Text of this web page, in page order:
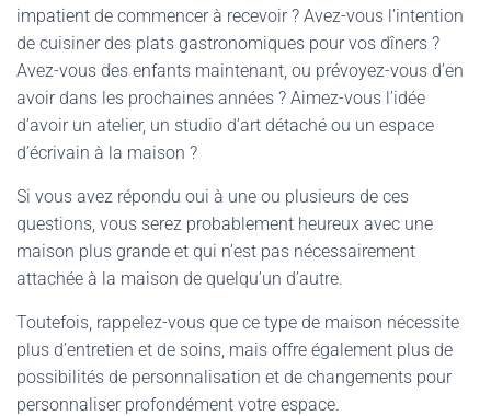
impatient de commencer à recevoir ? Avez-vous l’intention
de cuisiner des plats gastronomiques pour vos dîners ?
Avez-vous des enfants maintenant, ou prévoyez-vous d’en
avoir dans les prochaines années ? Aimez-vous l’idée
d’avoir un atelier, un studio d’art détaché ou un espace
d’écrivain à la maison ?
Si vous avez répondu oui à une ou plusieurs de ces
questions, vous serez probablement heureux avec une
maison plus grande et qui n’est pas nécessairement
attachée à la maison de quelqu’un d’autre.
Toutefois, rappelez-vous que ce type de maison nécessite
plus d’entretien et de soins, mais offre également plus de
possibilités de personnalisation et de changements pour
personnaliser profondément votre espace.